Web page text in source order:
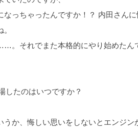
なっちゃったんですか！？ 内田さん
。それでまた本格的にやり始めたん
したのはいつですか？
うか、悔しい思いをしないとエンジ